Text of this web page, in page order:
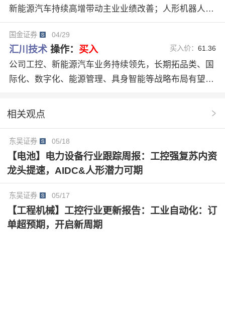
新能源汽车持续高增带动主业业绩改善；人形机器人业
务25年加速布局，零部件研发、客户沟通良好，有较大
概率成为人形机器人领先企业。考虑到下游需求略低于
预期，我们下调2026年-2027年归母净利润分别为60.4
1/73.15亿元（前值为63.83/76.42亿元），新增2028年
预测86.84亿元，对应PE30/25/21倍，维持“优于大市”评
国金证券 04/29
汇川技术 操作： 买入 买入价：61.36
公司工控、新能源汽车业务持续领先，长期拓品类、国
际化、数字化、能源管理、具身智能等战略布局有望持
9/72.1/86.0亿元，同比+21/18/19%，现价对应PE为27/
相关观点
东吴证券 05/18
【电池】电力设备行业跟踪周报：工控强复苏内资
龙头提速，AIDC&人形潜力可期
东吴证券 05/17
【工程机械】工控行业更新报告：工业自动化：订
单超预期，开启新周期